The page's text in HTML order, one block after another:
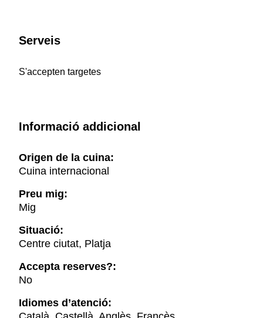
Serveis
S'accepten targetes
Informació addicional
Origen de la cuina:
Cuina internacional
Preu mig:
Mig
Situació:
Centre ciutat, Platja
Accepta reserves?:
No
Idiomes d’atenció: